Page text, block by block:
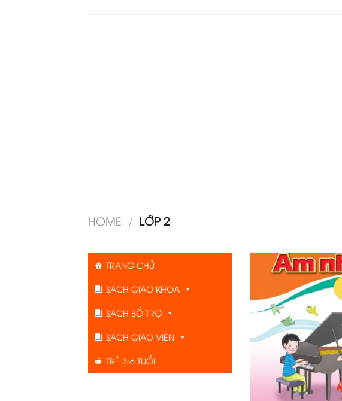
HOME / LỚP 2
TRANG CHỦ
SÁCH GIÁO KHOA
SÁCH BỔ TRỢ
SÁCH GIÁO VIÊN
TRẺ 3-6 TUỔI